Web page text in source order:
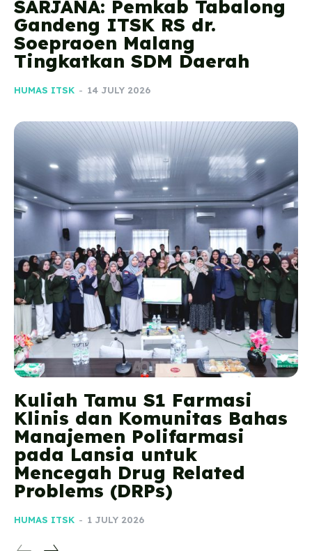
SARJANA: Pemkab Tabalong
Gandeng ITSK RS dr.
Soepraoen Malang
Tingkatkan SDM Daerah
HUMAS ITSK - 14 JULY 2026
Kuliah Tamu S1 Farmasi
Klinis dan Komunitas Bahas
Manajemen Polifarmasi
pada Lansia untuk
Mencegah Drug Related
Problems (DRPs)
HUMAS ITSK - 1 JULY 2026